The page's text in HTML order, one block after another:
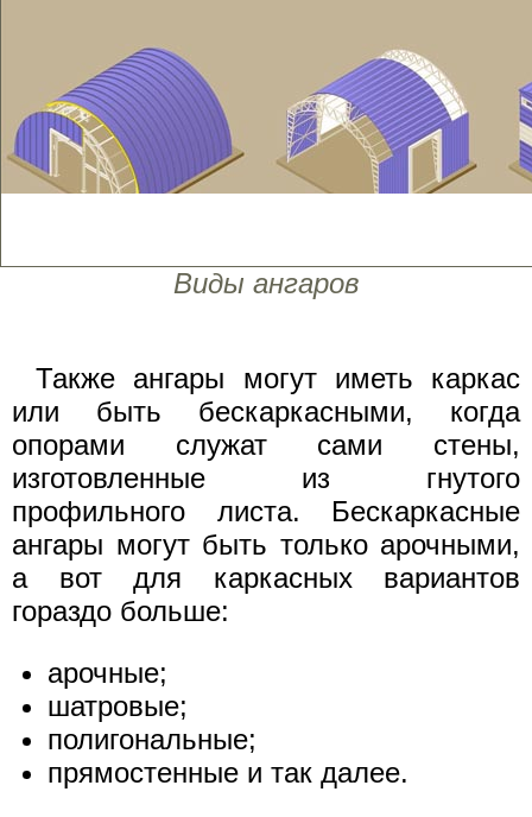
Виды ангаров
Также ангары могут иметь каркас
или быть бескаркасными, когда
опорами служат сами стены,
изготовленные из гнутого
профильного листа. Бескаркасные
ангары могут быть только арочными,
а вот для каркасных вариантов
гораздо больше:
арочные;
шатровые;
полигональные;
прямостенные и так далее.